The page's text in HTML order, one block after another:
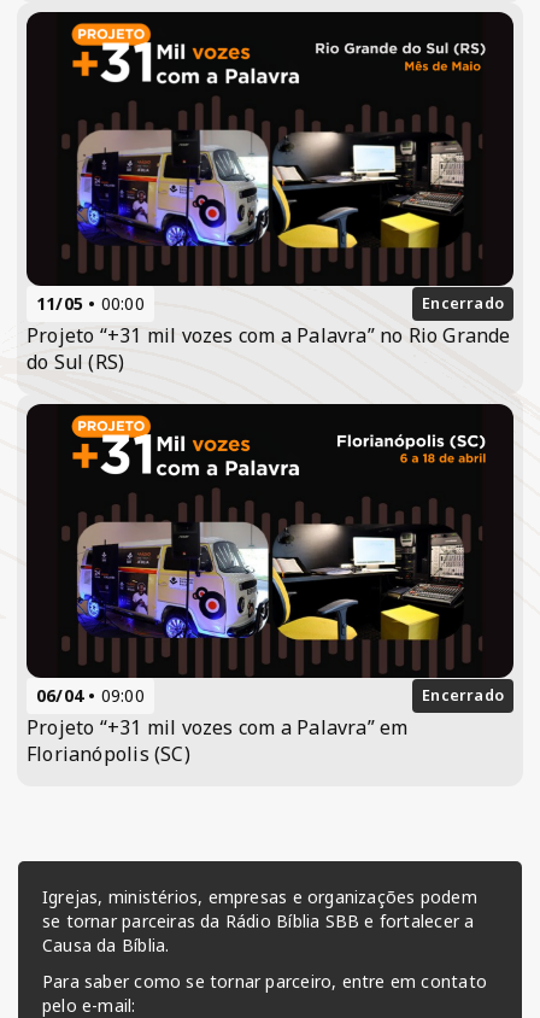
11/05 00:00 Encerrado
Projeto “+31 mil vozes com a Palavra” no Rio Grande
do Sul (RS)
06/04 09:00 Encerrado
Projeto “+31 mil vozes com a Palavra” em
Florianópolis (SC)
Igrejas, ministérios, empresas e organizações podem
se tornar parceiras da Rádio Bíblia SBB e fortalecer a
Causa da Bíblia.
Para saber como se tornar parceiro, entre em contato
pelo e-mail: